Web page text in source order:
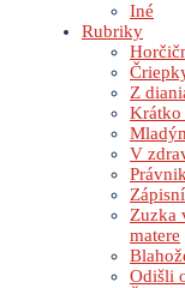
Iné
Rubriky
Z
Krátko
V
Právnik
Zuzka
matere
Odišli